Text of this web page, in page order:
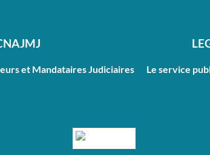
et Mandataires Judiciaires Le service